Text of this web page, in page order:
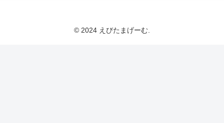
© 2024 えびたまげーむ.